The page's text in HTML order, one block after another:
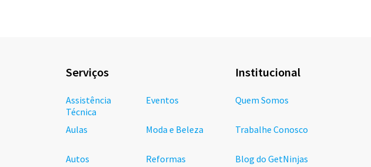
Serviços
Assistência
Técnica
Aulas
Autos
Eventos
Moda e Beleza
Reformas
Institucional
Quem Somos
Trabalhe Conosco
Blog do GetNinjas